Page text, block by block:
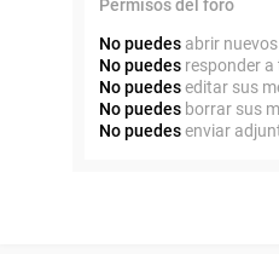
Permisos del foro
No puedes abrir
No puedes responder a
No puedeseditar sus
No puedes borrar sus
No puedesenviar